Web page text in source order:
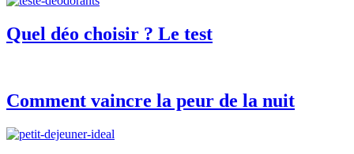
Quel déo choisir ? Le test
Comment vaincre la peur de la nuit